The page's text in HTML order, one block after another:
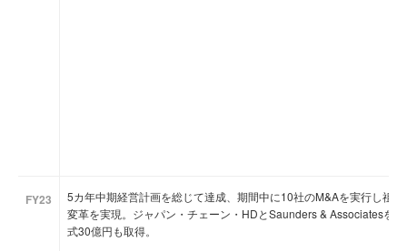
FY23
5カ年中期経営計画を総じて達成、期間中に10社のM&Aを実行し祖
変革を実現。ジャパン・チェーン・HDとSaunders & Associatesを
式30億円も取得。